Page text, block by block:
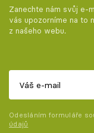
Zanechte nám svůj e-
vás upozorníme na to
z našeho webu.
Odesláním formuláře
údajů